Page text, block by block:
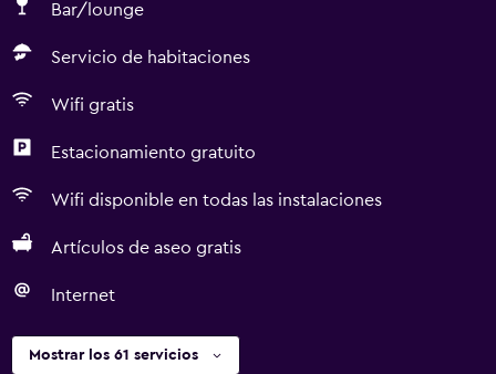
Bar/lounge
Servicio de habitaciones
Wifi gratis
Estacionamiento gratuito
Wifi disponible en todas las instalaciones
Artículos de aseo gratis
Internet
Mostrar los 61 servicios